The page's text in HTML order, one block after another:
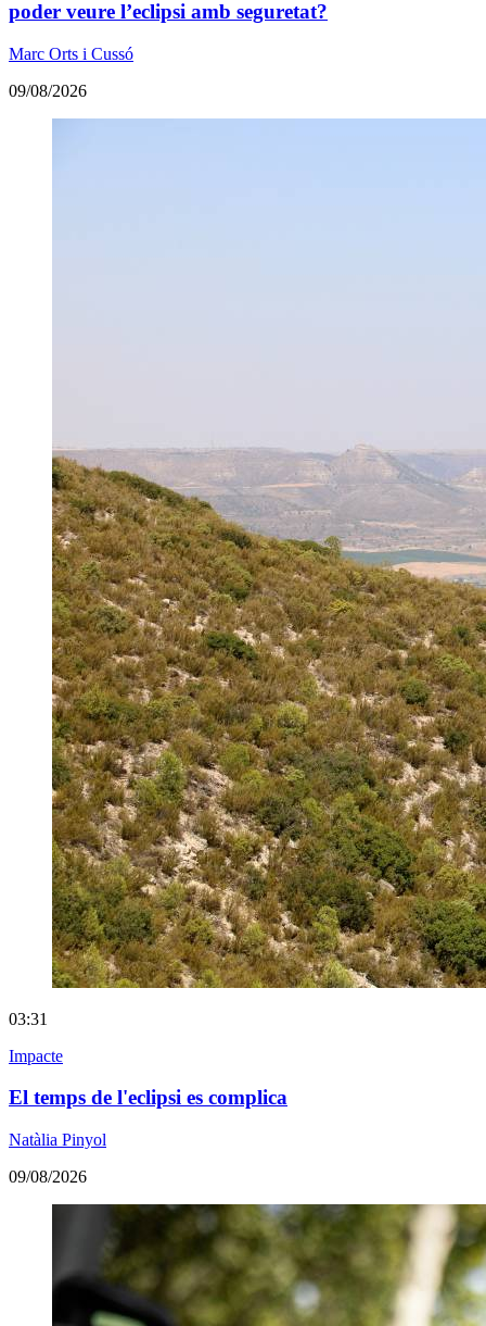
poder veure l’eclipsi amb seguretat?
Marc Orts i Cussó
09/08/2026
03:31
Impacte
El temps de l'eclipsi es complica
Natàlia Pinyol
09/08/2026